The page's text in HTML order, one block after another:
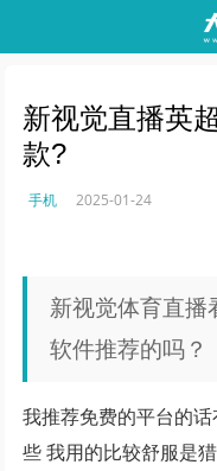
新视觉直播英
款?
手机 2025-01-24
新视觉体育直播
软件推荐的吗？
我推荐免费的平台的
些 我用的比较舒服是